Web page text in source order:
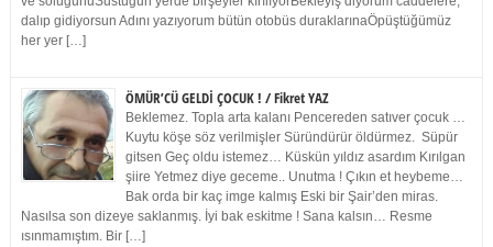
dalıp gidiyorsun Adını yazıyorum bütün otobüs duraklarınaÖpüştüğümüz
her yer […]
ÖMÜR’CÜ GELDİ ÇOCUK ! / Fikret YAZ
Beklemez. Topla arta kalanı Pencereden satıver çocuk …
Kuytu köşe söz verilmişler Süründürür öldürmez. Süpür
gitsen Geç oldu istemez… Küskün yıldız asardım Kırılgan
şiire Yetmez diye geceme.. Unutma ! Çıkın et heybeme…
Bak orda bir kaç imge kalmış Eski bir Şair’den miras.
Nasılsa son dizeye saklanmış. İyi bak eskitme ! Sana kalsın… Resme
ısınmamıştım. Bir […]